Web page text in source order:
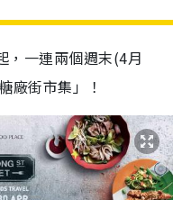
，一連兩個週末(4月
廠街市集」！